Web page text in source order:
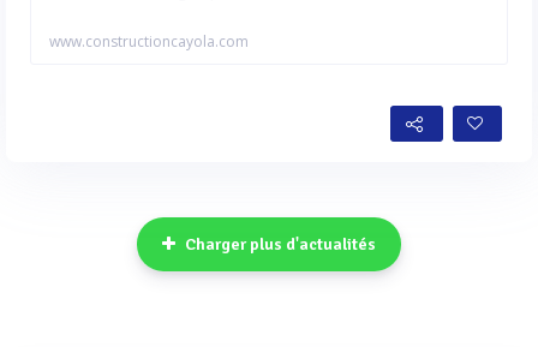
www.constructioncayola.com
Charger plus d'actualités